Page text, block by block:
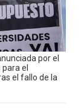
por el
para el
el fallo de la